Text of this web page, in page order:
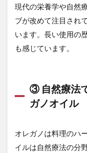
4
こ
ん
な
方
は
確
認
を
ま
と
現代の栄養学や自然
ブが改めて注目され
います。長い使用の
も感じています。
③ 自然療法
ガノオイル
オレガノは料理のハ
イルは自然療法の分